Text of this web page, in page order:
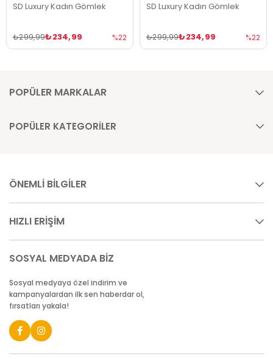
SD Luxury Kadın Gömlek
₺234,99
₺299,99 %22
SD Luxury Kadın Gömlek
₺234,99
₺299,99 %22
POPÜLER MARKALAR
POPÜLER KATEGORİLER
ÖNEMLİ BİLGİLER
HIZLI ERİŞİM
SOSYAL MEDYADA BİZ
Sosyal medyaya özel indirim ve
kampanyalardan ilk sen haberdar ol,
fırsatları yakala!